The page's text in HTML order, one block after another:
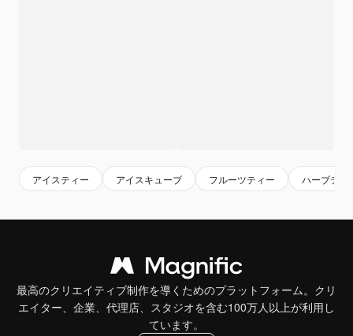
アイスティー アイスキューブ フルーツティー ハーブティ
最高のクリエイティブ制作を導くためのプラットフォーム。クリ
エイター、企業、代理店、スタジオを含む100万人以上が利用し
ています。